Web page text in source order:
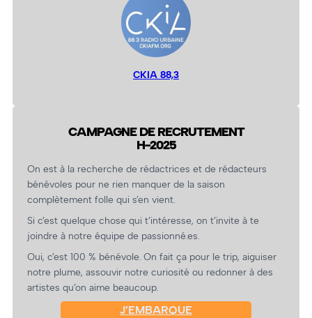
CKIA 88,3
CAMPAGNE DE RECRUTEMENT
H-2025
On est à la recherche de rédactrices et de rédacteurs
bénévoles pour ne rien manquer de la saison
complètement folle qui s’en vient.
Si c’est quelque chose qui t’intéresse, on t’invite à te
joindre à notre équipe de passionné.es.
Oui, c’est 100 % bénévole. On fait ça pour le trip, aiguiser
notre plume, assouvir notre curiosité ou redonner à des
artistes qu’on aime beaucoup.
J’EMBARQUE